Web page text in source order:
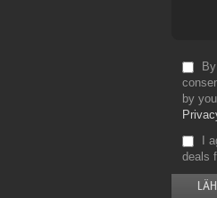
by
I
deals